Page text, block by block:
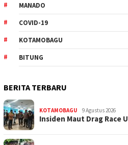
MANADO
COVID-19
KOTAMOBAGU
BITUNG
BERITA TERBARU
KOTAMOBAGU 9 Agustus 2026
Insiden Maut Drag Race